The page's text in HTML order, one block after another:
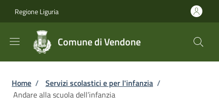
Regione Liguria
Comune di Vendone
Briciole di pane
Home / Servizi scolastici e per l'infanzia /
Andare alla scuola dell’infanzia